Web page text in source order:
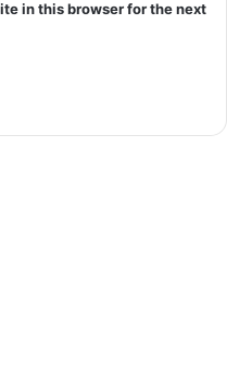
in this browser for the next